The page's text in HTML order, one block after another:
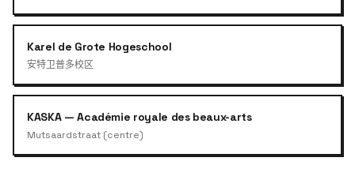
Karel de Grote Hogeschool
安特卫普多校区
KASKA — Académie royale des beaux-arts
Mutsaardstraat (centre)